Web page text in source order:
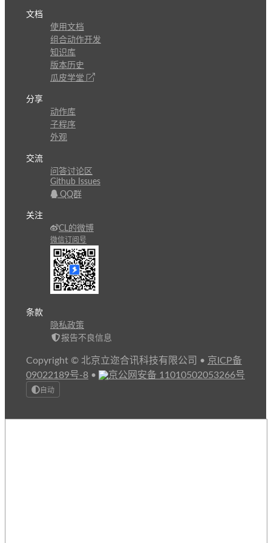
文档
使用文档
组合动作开发
知识库
版本历史
瓜皮学堂
分享
动作库
子程序
外观
交流
问答讨论区
Github Issues
QQ群
关注
CL的微博
微信订阅号
条款
隐私政策
报告不良信息
Copyright © 北京立迩合讯科技有限公司 • 京ICP备
09022189号-8 • 京公网安备 11010502053266号
自动